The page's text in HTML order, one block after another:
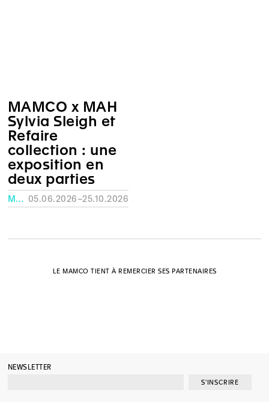
MAMCO x MAH
Sylvia Sleigh et
Refaire
collection : une
exposition en
deux parties
MUSÉE RATH, GENÈVE 05.06.2026–25.10.2026
LE MAMCO TIENT À REMERCIER SES PARTENAIRES
NEWSLETTER
S'INSCRIRE